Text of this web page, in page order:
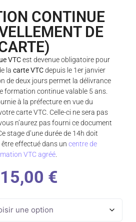
CONTINUE
DE
VTCest devenue obligatoire pour
la carte VTCdepuis le 1er janvier
de deux jours permet la délivrance
formation continue valable 5 ans.
à la préfecture en vue du
carte VTC. Celle-ci ne sera pas
n’aurez pas fourni ce document
stage d’une durée de 14h doit
effectué dans un centre de
VTC agréé.
€